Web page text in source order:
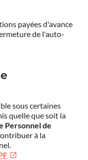
payées d'avance
de l'auto-
sous certaines
quelle que soit la
Personnel de
à la